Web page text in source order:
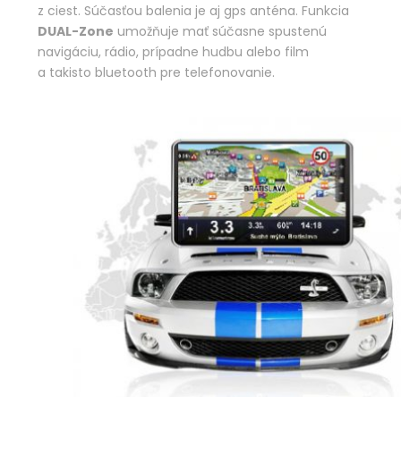
z ciest. Súčasťou balenia je aj gps anténa. Funkcia
DUAL-Zone umožňuje mať súčasne spustenú
navigáciu, rádio, prípadne hudbu alebo film
a takisto bluetooth pre telefonovanie.